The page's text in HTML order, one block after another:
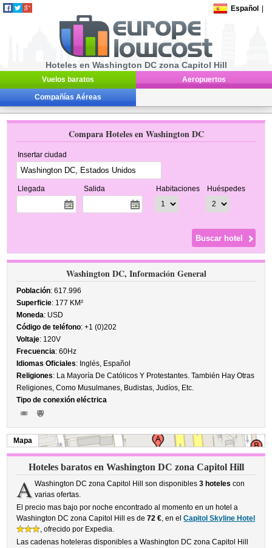
Español
Hoteles en Washington DC zona Capitol Hill
Vuelos baratos Aeropuertos
Compañías Aéreas
Compara Hoteles en Washington DC
Insertar ciudad
Llegada Salida Habitaciones Huéspedes
Washington DC, Información General
Población: 617.996
Superficie: 177 KM²
Moneda: USD
Código de teléfono: +1 (0)202
Voltaje: 120V
Frecuencia: 60Hz
Idiomas Oficiales: Inglés, Español
Religiones: La Mayoría De Católicos Y Protestantes. También Hay Otras
Religiones, Como Musulmanes, Budistas, Judíos, Etc.
Tipo de conexión eléctrica
Mapa
Hoteles baratos en Washington DC zona Capitol Hill
A Washington DC zona Capitol Hill son disponibles 3 hoteles con
varias ofertas.
El precio mas bajo por noche encontrado al momento en un hotel a
Washington DC zona Capitol Hill es de72 €, en elCapitol Skyline Hotel
, ofrecido por Expedia.
Las cadenas hoteleras disponibles a Washington DC zona Capitol Hill